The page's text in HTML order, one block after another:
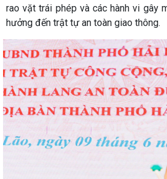
rao vặt trái phép và các hành vi gây
hưởng đến trật tự an toàn giao thông.